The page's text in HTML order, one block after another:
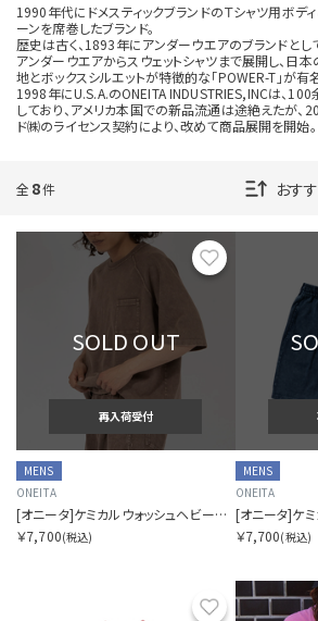
商品表示を指定する
2分割
3分割
1990年代にドメスティックブランドのＴシャツ用ボデ
ーンを席巻したブランド。
歴史は古く、1893年にアンダーウエアのブランドとし
アンダーウエアからスウェットシャツまで展開し、日
地とボックスシルエットが特徴的な「POWER-T」が有名
1998年にU.S.A.のONEITA INDUSTRIES,INCは、
しており、アメリカ本国での新品流通は途絶えたが、
ド㈱のライセンス契約により、改めて商品展開を開始。
全 8件
お気に入り
SOLD OUT
再入荷受付
MENS
ONEITA
[オニータ]ケミカルウォッシュヘビーショートスリーブティ
￥7,700(税込)
MENS
ONEITA
￥7,700(税込)
お気に入り